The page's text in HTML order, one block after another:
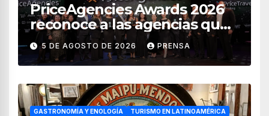
PriceAgencies Awards 2026
reconoce a las agencias que
impulsan el crecimiento del
turismo en México
5 DE AGOSTO DE 2026 PRENSA
GASTRONOMÍA Y ENOLOGÍA TURISMO EN LATINOAMÉRICA